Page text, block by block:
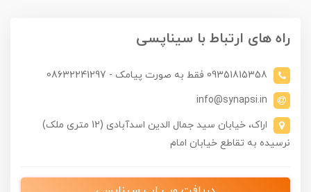
راه های ارتباط با سیناپسی
09351815358 فقط به صورت پیامک - 08632241297
info@synapsi.in
اراک، خیابان سید جمال الدین اسدآبادی (12 متری ملک)
نرسیده به تقاطع خیابان امام